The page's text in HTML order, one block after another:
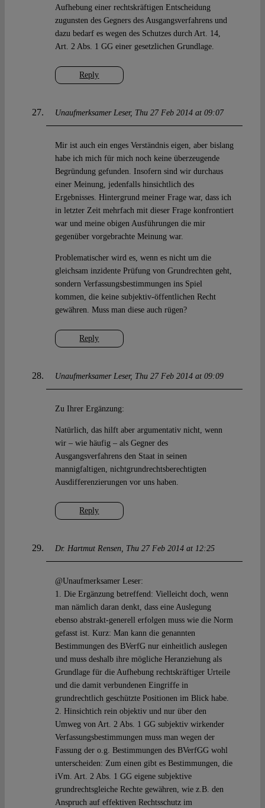
Reply
Aufhebung einer rechtskräftigen Entscheidung
zugunsten des Gegners des Ausgangsverfahrens und
dazu bedarf es wegen des Schutzes durch Art. 14,
Art. 2 Abs. 1 GG einer gesetzlichen Grundlage.
Unaufmerksamer Leser Thu 27 Feb 2014 at 09:07
Reply
Mir ist auch ein enges Verständnis eigen, aber bislang
habe ich mich für mich noch keine überzeugende
Begründung gefunden. Insofern sind wir durchaus
einer Meinung, jedenfalls hinsichtlich des
Ergebnisses. Hintergrund meiner Frage war, dass ich
in letzter Zeit mehrfach mit dieser Frage konfrontiert
war und meine obigen Ausführungen die mir
gegenüber vorgebrachte Meinung war.
Problematischer wird es, wenn es nicht um die
gleichsam inzidente Prüfung von Grundrechten geht,
sondern Verfassungsbestimmungen ins Spiel
kommen, die keine subjektiv-öffentlichen Recht
gewähren. Muss man diese auch rügen?
Unaufmerksamer Leser Thu 27 Feb 2014 at 09:09
Reply
Zu Ihrer Ergänzung:
Natürlich, das hilft aber argumentativ nicht, wenn
wir – wie häufig – als Gegner des
Ausgangsverfahrens den Staat in seinen
mannigfaltigen, nichtgrundrechtsberechtigten
Ausdifferenzierungen vor uns haben.
Dr. Hartmut Rensen Thu 27 Feb 2014 at 12:25
@Unaufmerksamer Leser:
1. Die Ergänzung betreffend: Vielleicht doch, wenn
man nämlich daran denkt, dass eine Auslegung
ebenso abstrakt-generell erfolgen muss wie die Norm
gefasst ist. Kurz: Man kann die genannten
Bestimmungen des BVerfG nur einheitlich auslegen
und muss deshalb ihre mögliche Heranziehung als
Grundlage für die Aufhebung rechtskräftiger Urteile
und die damit verbundenen Eingriffe in
grundrechtlich geschützte Positionen im Blick habe.
2. Hinsichtich rein objektiv und nur über den
Umweg von Art. 2 Abs. 1 GG subjektiv wirkender
Verfassungsbestimmungen muss man wegen der
Fassung der o.g. Bestimmungen des BVerfGG wohl
unterscheiden: Zum einen gibt es Bestimmungen, die
iVm. Art. 2 Abs. 1 GG eigene subjektive
grundrechtsgleiche Rechte gewähren, wie z.B. den
Anspruch auf effektiven Rechtsschutz im